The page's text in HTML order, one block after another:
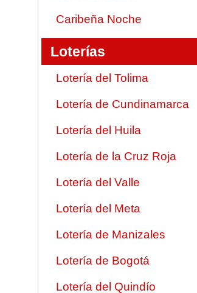
Caribeña Noche
Loterías
Lotería del Tolima
Lotería de Cundinamarca
Lotería del Huila
Lotería de la Cruz Roja
Lotería del Valle
Lotería del Meta
Lotería de Manizales
Lotería de Bogotá
Lotería del Quindío